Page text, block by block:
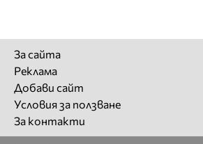
За сайта
Реклама
Добави сайт
Условия за ползване
За контакти